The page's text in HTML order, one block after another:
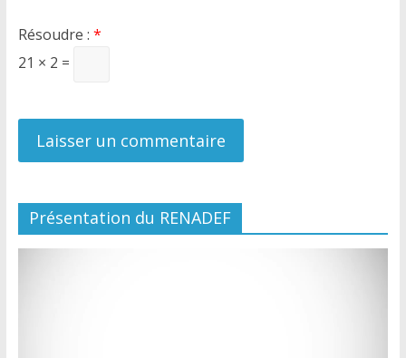
Résoudre : *
21 × 2 =
Présentation du RENADEF